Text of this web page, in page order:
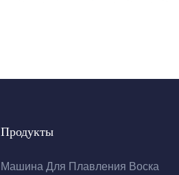
Продукты
Машина Для Плавления Воска